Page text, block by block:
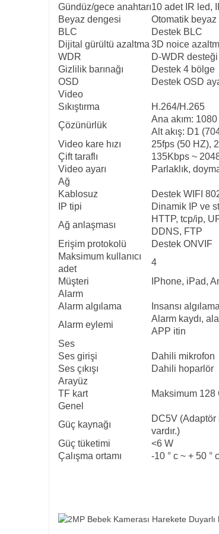
Gündüz/gece anahtarı10 adet IR led,
Beyaz dengesi
Otomatik beyaz
BLC
Destek BLC
Dijital gürültü azaltma 3D noice
WDR
D-WDR desteği
Gizlilik barınağı
Destek 4 bölge
OSD
Destek OSD
Video
Sıkıştırma
H.264/H.265
Çözünürlük
Ana akım:
Alt akış: D1
Video kare hızı
25fps (50 HZ),
Çift taraflı
135Kbps ~
Video ayarı
Parlaklık,
Ağ
Kablosuz
Destek WIFI
IP tipi
Dinamik IP ve
Ağ anlaşması
HTTP, tcp/ip,
DDNS, FTP
Erişim protokolü
Destek ONVIF
Maksimum kullanıcı
adet
4
Müşteri
IPhone, iPad,
Alarm
Alarm algılama
Insansı
Alarm eylemi
Alarm kaydı,
APP itin
Ses
Ses girişi
Dahili mikrofon
Ses çıkışı
Dahili hoparlör
Arayüz
TF kart
Maksimum 128
Genel
Güç kaynağı
DC5V (Adaptör
vardır.)
Güç tüketimi
<6 W
Çalışma ortamı
-10 ° c ~ + 50 °